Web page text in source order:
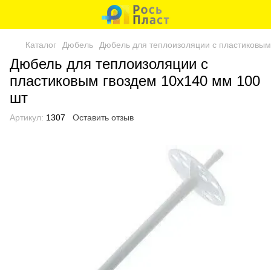
Каталог Дюбель Дюбель для теплоизоляции с
Дюбель для теплоизоляции с
пластиковым гвоздем 10x140 мм 100
шт
Артикул: 1307 Оставить отзыв